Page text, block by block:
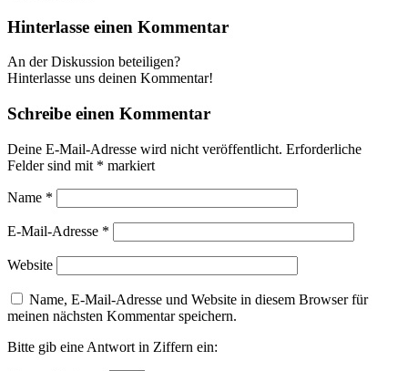
Hinterlasse einen Kommentar
An der Diskussion beteiligen?
Hinterlasse uns deinen Kommentar!
Schreibe einen Kommentar
Deine E-Mail-Adresse wird nicht veröffentlicht. Erforderliche
Felder sind mit * markiert
Name *
E-Mail-Adresse *
Website
Name, E-Mail-Adresse und Website in diesem Browser für
meinen nächsten Kommentar speichern.
Bitte gib eine Antwort in Ziffern ein: